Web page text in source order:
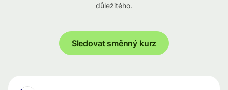
důležitého.
Sledovat směnný kurz